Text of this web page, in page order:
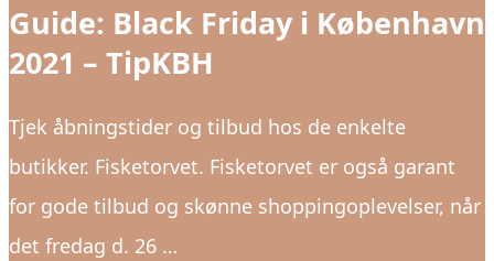
Guide: Black Friday i København
2021 – TipKBH
Tjek åbningstider og tilbud hos de enkelte
butikker. Fisketorvet. Fisketorvet er også garant
for gode tilbud og skønne shoppingoplevelser, når
det fredag d. 26 …